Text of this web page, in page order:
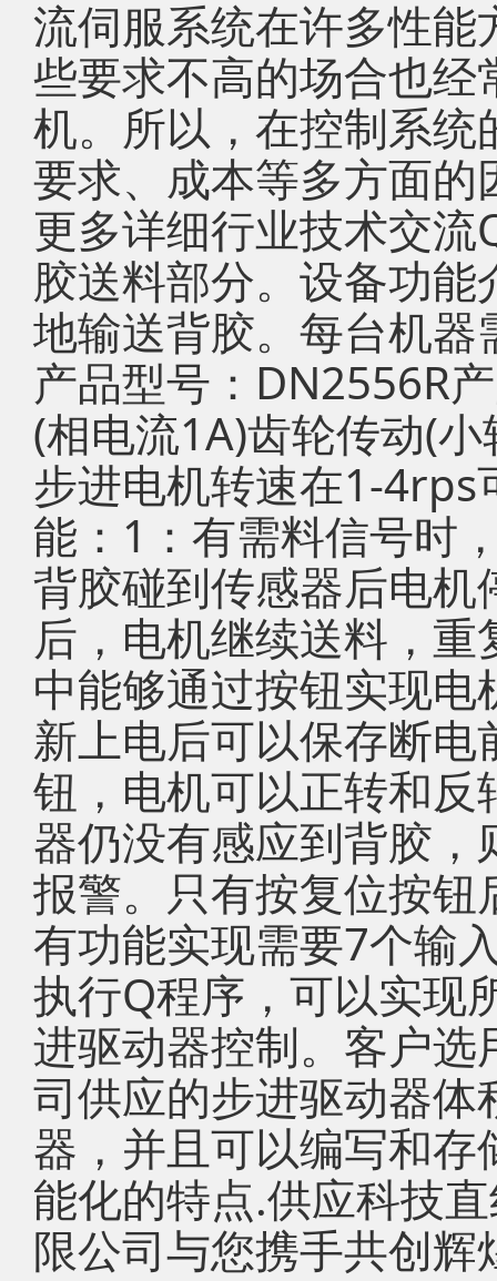
流伺服系统在许多性
些要求不高的场合也
机。所以，在控制系
要求、成本等多方面
更多详细行业技术交
胶送料部分。设备功
地输送背胶。每台机
产品型号：DN2556R
(相电流1A)齿轮传动(
步进电机转速在1-4rps
能：1：有需料信号时
背胶碰到传感器后电
后，电机继续送料，
中能够通过按钮实现
新上电后可以保存断
钮，电机可以正转和
器仍没有感应到背胶
报警。只有按复位按
有功能实现需要7个输
执行Q程序，可以实现
进驱动器控制。客户
司供应的步进驱动器体
器，并且可以编写和
能化的特点.供应科技
限公司与您携手共创辉